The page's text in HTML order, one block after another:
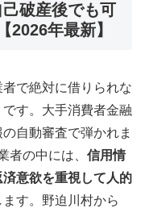
破産後でも可
2026年最新】
者で絶対に借りられな
す。大手消費者金融
自動審査で弾かれま
者の中には、 信用情
意欲を重視して人的
ます。野迫川村から